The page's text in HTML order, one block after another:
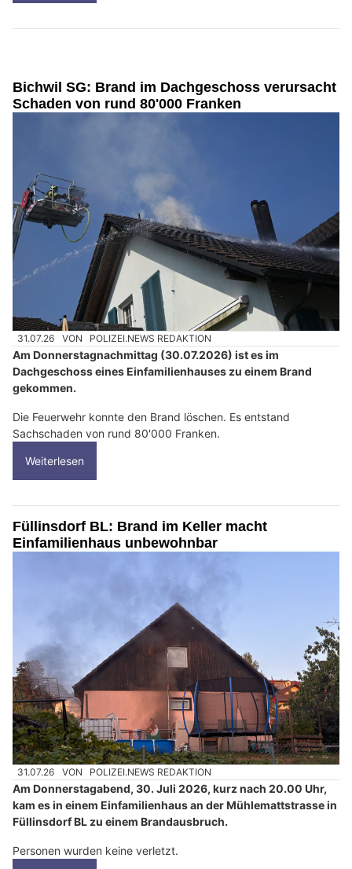
Bichwil SG: Brand im Dachgeschoss verursacht
Schaden von rund 80'000 Franken
31.07.26 VON POLIZEI.NEWS REDAKTION
Am Donnerstagnachmittag (30.07.2026) ist es im
Dachgeschoss eines Einfamilienhauses zu einem Brand
gekommen.
Die Feuerwehr konnte den Brand löschen. Es entstand
Sachschaden von rund 80'000 Franken.
Weiterlesen
Füllinsdorf BL: Brand im Keller macht
Einfamilienhaus unbewohnbar
31.07.26 VON POLIZEI.NEWS REDAKTION
Am Donnerstagabend, 30. Juli 2026, kurz nach 20.00 Uhr,
kam es in einem Einfamilienhaus an der Mühlemattstrasse in
Füllinsdorf BL zu einem Brandausbruch.
Personen wurden keine verletzt.